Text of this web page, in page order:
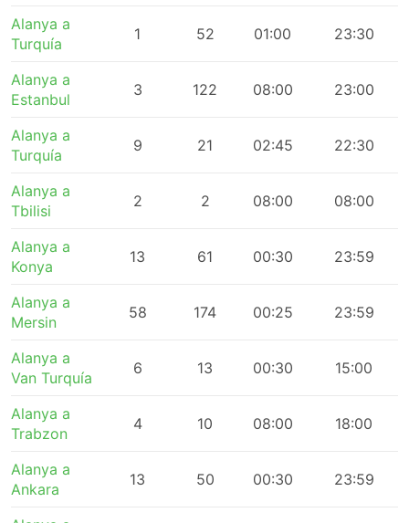
Alanya a
Turquía
1 52 01:00 23:30
Alanya a
Estanbul
3 122 08:00 23:00
Alanya a
Turquía
9 21 02:45 22:30
Alanya a
Tbilisi
2 2 08:00 08:00
Alanya a
Konya
13 61 00:30 23:59
Alanya a
Mersin
58 174 00:25 23:59
Alanya a
Van Turquía
6 13 00:30 15:00
Alanya a
Trabzon
4 10 08:00 18:00
Alanya a
Ankara
13 50 00:30 23:59